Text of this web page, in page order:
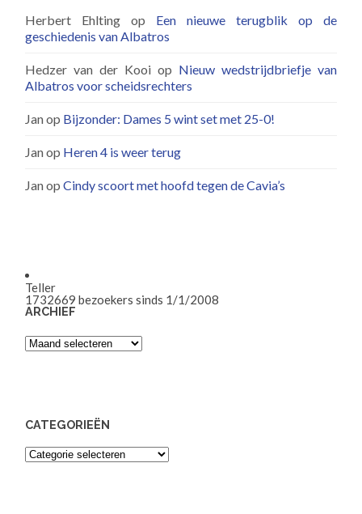
Herbert Ehlting op Een nieuwe terugblik op de
geschiedenis van Albatros
Hedzer van der Kooi op Nieuw wedstrijdbriefje van
Albatros voor scheidsrechters
Janop Bijzonder: Dames 5 wint set met 25-0!
Janop Heren 4 is weer terug
JanopCindy scoort met hoofd tegen de Cavia’s
Teller
1732669 bezoekers sinds 1/1/2008
ARCHIEF
Archief
CATEGORIEËN
Categorieën